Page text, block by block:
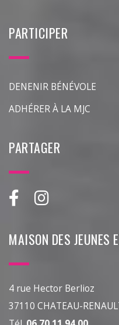
PARTICIPER
DENENIR BÉNÉVOLE
ADHÉRER À LA MJC
PARTAGER
MAISON DES JEUNES
4 rue Hector Berlioz
37110 CHATEAU-